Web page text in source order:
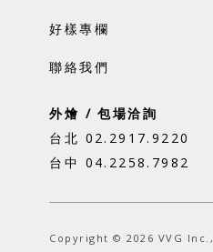
好樣專欄
聯絡我們
外燴 / 包場洽詢
台北 02.2917.9220
台中 04.2258.7982
Copyright © 2026 VVG Inc.,